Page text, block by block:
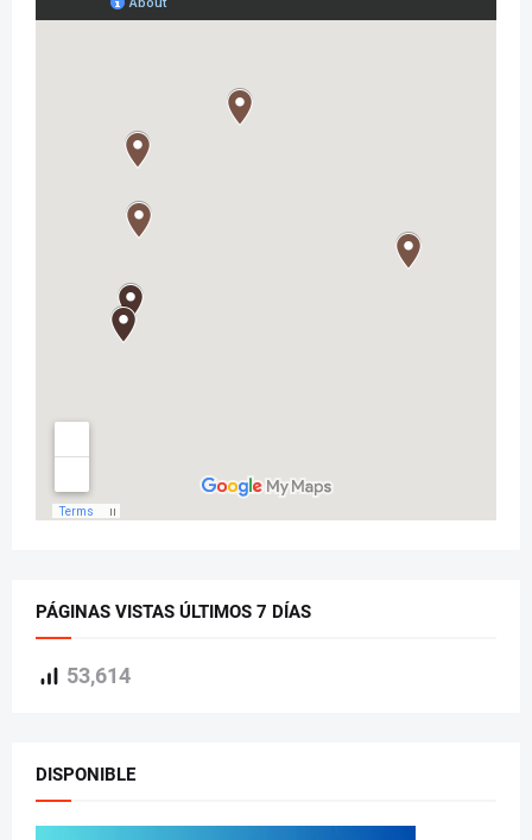
PÁGINAS VISTAS ÚLTIMOS 7 DÍAS
53,614
DISPONIBLE